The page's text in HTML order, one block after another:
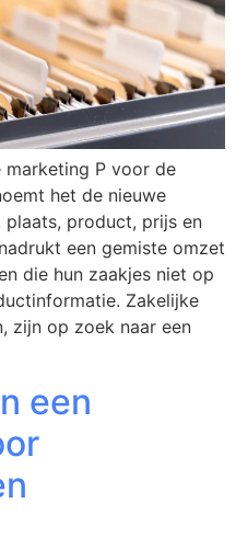
marketing P voor de
het de nieuwe
plaats, product, prijs en
een gemiste omzet
die hun zaakjes niet op
Zakelijke
zijn op zoek naar een
een